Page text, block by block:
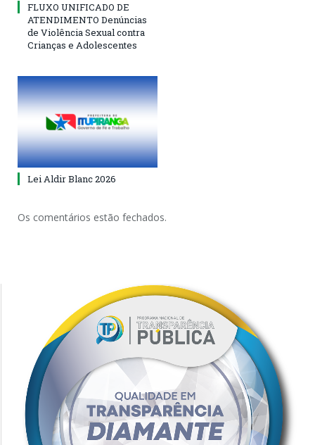
FLUXO UNIFICADO DE
ATENDIMENTO Denúncias
de Violência Sexual contra
Crianças e Adolescentes
Lei Aldir Blanc 2026
Os comentários estão fechados.